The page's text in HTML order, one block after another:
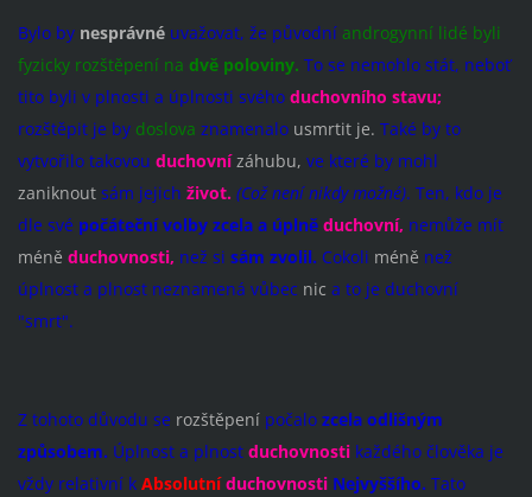
Bylo by nesprávnéuvažovat, že původní androgynní lidé byli
fyzicky rozštěpení na dvě poloviny. To se nemohlo stát, neboť
tito byli v plnosti a úplnosti svého duchovního stavu;
rozštěpit je by doslova znamenalousmrtit je. Také by to
vytvořilo takovou duchovnízáhubu, ve které by mohl
zaniknout sám jejich život. (Což není nikdy možné). Ten, kdo je
dle své počáteční volby zcela a úplně duchovní, nemůže mít
méně duchovnosti, než si sám zvolil. Cokoli méně než
úplnost a plnost neznamená vůbec nic a to je duchovní
"smrt".
Z tohoto důvodu se rozštěpenípočalo zcela odlišným
způsobem. Úplnost a plnost duchovnostikaždého člověka je
vždy relativní k Absolutní duchovnosti Nejvyššího. Tato